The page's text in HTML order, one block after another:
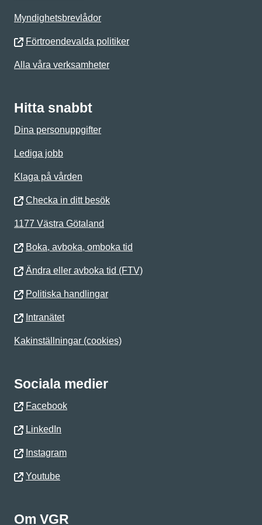
Myndighetsbrevlådor
Förtroendevalda politiker
Alla våra verksamheter
Hitta snabbt
Dina personuppgifter
Lediga jobb
Klaga på vården
Checka in ditt besök
1177 Västra Götaland
Boka, avboka, omboka tid
Ändra eller avboka tid (FTV)
Politiska handlingar
Intranätet
Kakinställningar (cookies)
Sociala medier
Facebook
LinkedIn
Instagram
Youtube
Om VGR